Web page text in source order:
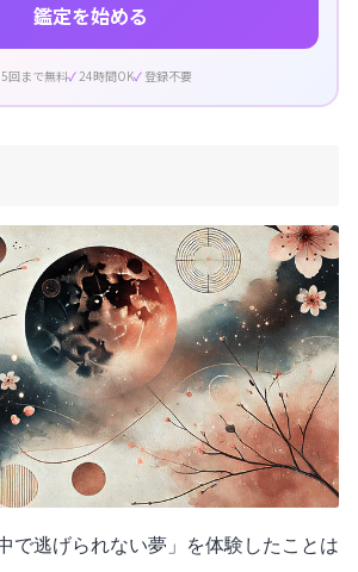
鑑定を始める
5回まで無料 24時間OK 登録不要
で逃げられない夢」を体験したことは